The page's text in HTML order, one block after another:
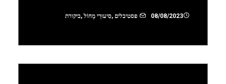
08/08/2023 פסטיבלים ,סִיעוּרֵי מָחוֹל ,ביקורת